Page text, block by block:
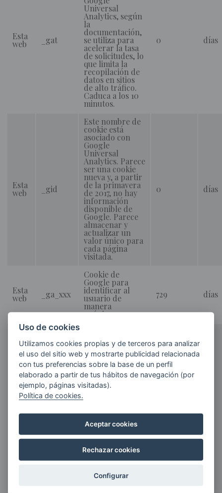
Esta
web _gat
Universal
Analytics, según
la
documentación,
se utiliza para
acelerar la tasa
de solicitudes, lo
que limita la
recopilación de
datos en sitios
de alto tráfico.
Caduca a los 10
minutos.
0 días
Esta
web _gid
Este nombre de
cookie está
asociado con
Google
Universal
Analytics. Parece
ser una cookie
nueva y, a partir
de la primavera
de 2017, no hay
información
disponible de
Google. Parece
almacenar y
actualizar un
valor único para
cada página
visitada.
0 días
Esta
web _ga_xxx
Cookie de
Google para
identificar al
usuario de
manera
anónima.
729 días
cookie está
asociado con
Google
Universal
Analytics, que es
una
actualización
análisis más
utilizado de
Google. Esta
cookie se utiliza
usuarios únicos
mediante la
número
generado
Uso de cookies
Utilizamos cookies propias y de terceros para analizar
el uso del sitio web y mostrarte publicidad relacionada
con tus preferencias sobre la base de un perfil
elaborado a partir de tus hábitos de navegación (por
ejemplo, páginas visitadas).
Política de cookies.
Aceptar cookies
Rechazar cookies
Configurar